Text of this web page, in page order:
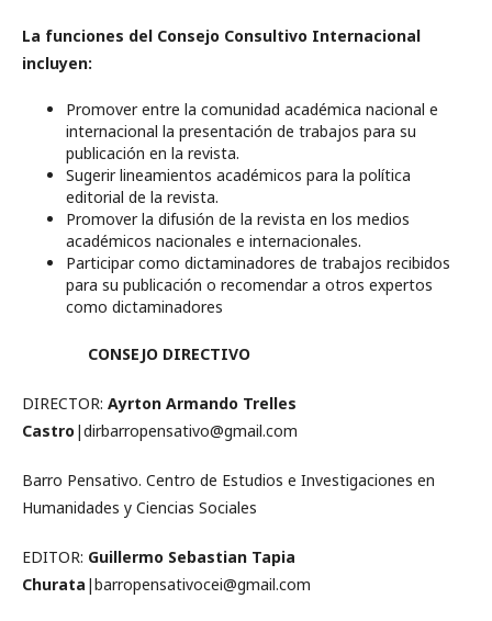
La funciones del Consejo Consultivo Internacional
incluyen:
Promover entre la comunidad académica nacional e
internacional la presentación de trabajos para su
publicación en la revista.
Sugerir lineamientos académicos para la política
editorial de la revista.
Promover la difusión de la revista en los medios
académicos nacionales e internacionales.
Participar como dictaminadores de trabajos recibidos
para su publicación o recomendar a otros expertos
como dictaminadores
CONSEJO DIRECTIVO
DIRECTOR: Ayrton Armando Trelles
Castro|dirbarropensativo@gmail.com
Barro Pensativo. Centro de Estudios e Investigaciones en
Humanidades y Ciencias Sociales
EDITOR: Guillermo Sebastian Tapia
Churata |barropensativocei@gmail.com